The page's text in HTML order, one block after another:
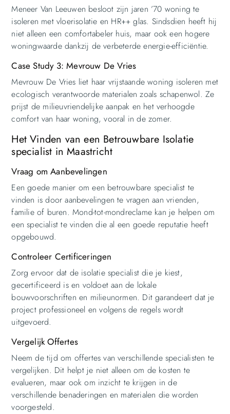
Meneer Van Leeuwen besloot zijn jaren ’70 woning te
isoleren met vloerisolatie en HR++ glas. Sindsdien heeft hij
niet alleen een comfortabeler huis, maar ook een hogere
woningwaarde dankzij de verbeterde energie-efficiëntie.
Case Study 3: Mevrouw De Vries
Mevrouw De Vries liet haar vrijstaande woning isoleren met
ecologisch verantwoorde materialen zoals schapenwol. Ze
prijst de milieuvriendelijke aanpak en het verhoogde
comfort van haar woning, vooral in de zomer.
Het Vinden van een Betrouwbare Isolatie
specialist in Maastricht
Vraag om Aanbevelingen
Een goede manier om een betrouwbare specialist te
vinden is door aanbevelingen te vragen aan vrienden,
familie of buren. Mond-tot-mondreclame kan je helpen om
een specialist te vinden die al een goede reputatie heeft
opgebouwd.
Controleer Certificeringen
Zorg ervoor dat de isolatie specialist die je kiest,
gecertificeerd is en voldoet aan de lokale
bouwvoorschriften en milieunormen. Dit garandeert dat je
project professioneel en volgens de regels wordt
uitgevoerd.
Vergelijk Offertes
Neem de tijd om offertes van verschillende specialisten te
vergelijken. Dit helpt je niet alleen om de kosten te
evalueren, maar ook om inzicht te krijgen in de
verschillende benaderingen en materialen die worden
voorgesteld.